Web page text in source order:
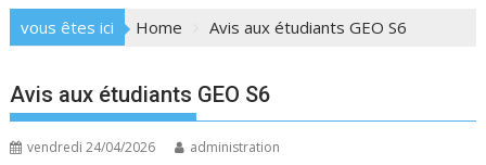
vous êtes ici Home Avis aux étudiants GEO S6
Avis aux étudiants GEO S6
vendredi 24/04/2026 administration